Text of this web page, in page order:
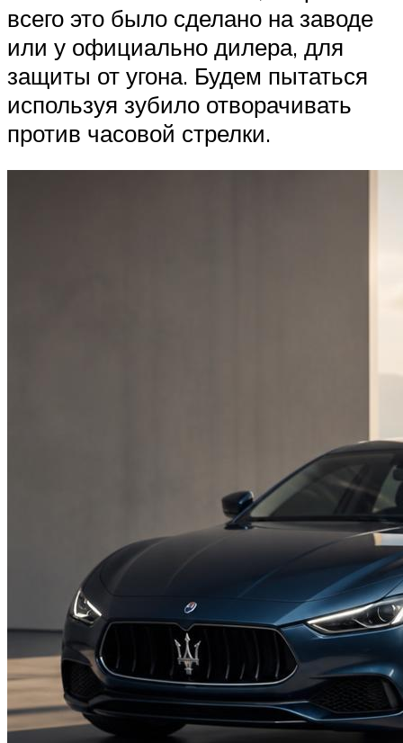
всего это было сделано на заводе
или у официально дилера, для
защиты от угона. Будем пытаться
используя зубило отворачивать
против часовой стрелки.